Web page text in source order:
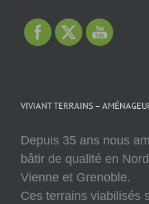
VIVIANT TERRAINS –
Depuis 35 ans nous
bâtir de qualité en
Vienne et Grenoble.
Ces terrains viabilisés